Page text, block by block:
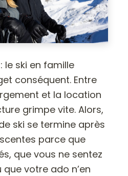
le ski en famille
conséquent. Entre
et la location
grimpe vite. Alors,
ski se termine après
parce que
que vous ne sentez
votre ado n’en